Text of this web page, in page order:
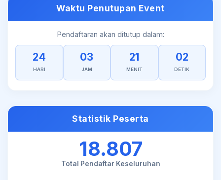
Waktu Penutupan Event
Pendaftaran akan ditutup dalam:
24
HARI
03
JAM
21
MENIT
02
DETIK
Statistik Peserta
18.807
Total Pendaftar Keseluruhan